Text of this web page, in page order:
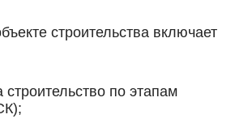
строительства включает
по этапам